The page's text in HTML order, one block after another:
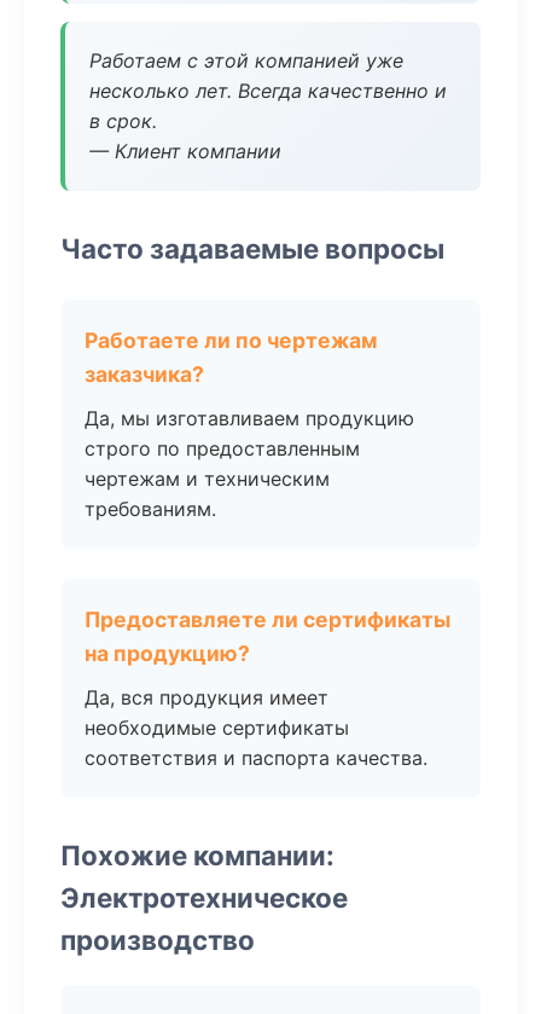
Работаем с этой компанией уже
несколько лет. Всегда качественно и
в срок.
— Клиент компании
Часто задаваемые вопросы
Работаете ли по чертежам
заказчика?
Да, мы изготавливаем продукцию
строго по предоставленным
чертежам и техническим
требованиям.
Предоставляете ли сертификаты
на продукцию?
Да, вся продукция имеет
необходимые сертификаты
соответствия и паспорта качества.
Похожие компании:
Электротехническое
производство